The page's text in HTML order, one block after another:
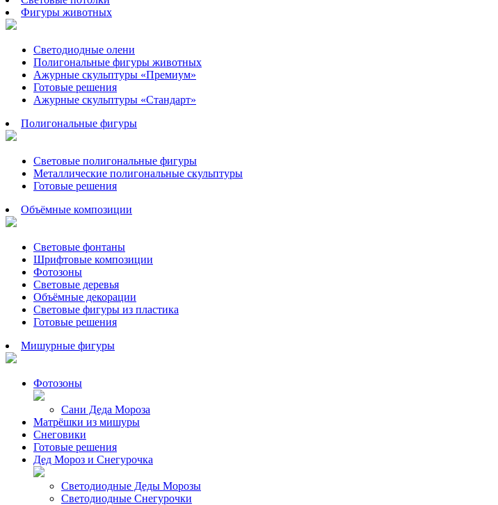
Фигуры животных
Светодиодные олени
Полигональные фигуры животных
Ажурные скульптуры «Премиум»
Готовые решения
Ажурные скульптуры «Стандарт»
Полигональные фигуры
Световые полигональные фигуры
Металлические полигональные скульптуры
Готовые решения
Объёмные композиции
Световые фонтаны
Шрифтовые композиции
Фотозоны
Световые деревья
Объёмные декорации
Световые фигуры из пластика
Готовые решения
Мишурные фигуры
Фотозоны
Сани Деда Мороза
Матрёшки из мишуры
Снеговики
Готовые решения
Дед Мороз и Снегурочка
Светодиодные Деды Морозы
Светодиодные Снегурочки